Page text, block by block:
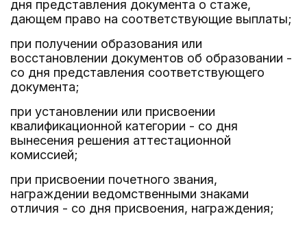
дня представления документа о стаже,
дающем право на соответствующие выплаты;
при получении образования или
восстановлении документов об образовании -
со дня представления соответствующего
документа;
при установлении или присвоении
квалификационной категории - со дня
вынесения решения аттестационной
комиссией;
при присвоении почетного звания,
награждении ведомственными знаками
отличия - со дня присвоения, награждения;